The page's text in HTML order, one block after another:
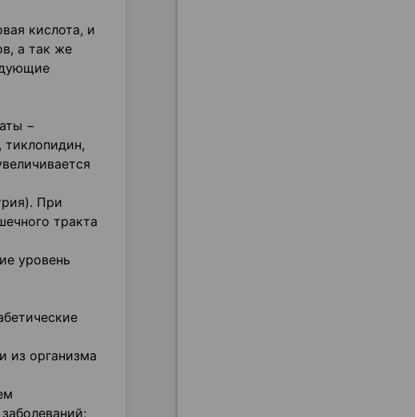
кислота, и
а так же
−
При
тракта
уровень
из организма